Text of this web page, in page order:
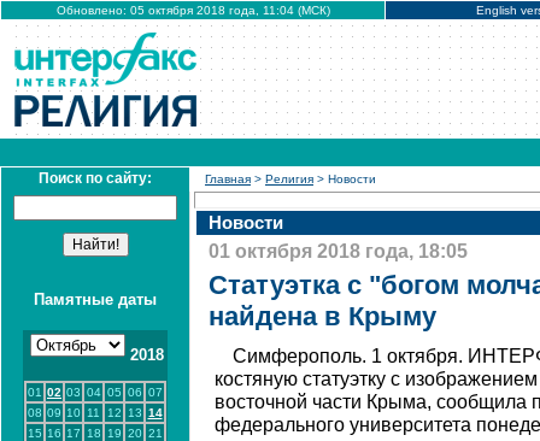
Обновлено: 05 октября 2018 года, 11:04 (МСК) English
Поиск по сайту:
Памятные даты
2018
01 02 03 04 05 06 07
08 09 10 11 12 13 14
15 16 17 18 19 20 21
Главная > Религия > Новости
Новости
01 октября 2018 года, 18:05
Статуэтка с "богом
найдена в Крыму
Симферополь. 1 октября.
костяную статуэтку с
восточной части Крыма, сообщила
федерального университета